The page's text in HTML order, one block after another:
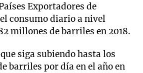
Exportadores de
consumo diario a nivel
millones de barriles en 2018.
siga subiendo hasta los
barriles por día en el año en